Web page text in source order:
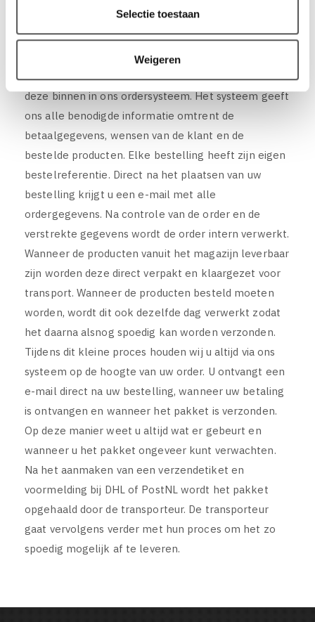
Selectie toestaan
Weigeren
Bestellingen en Verwerking
Nadat u een bestelling heeft geplaatst krijgen wij
deze binnen in ons ordersysteem. Het systeem geeft
ons alle benodigde informatie omtrent de
betaalgegevens, wensen van de klant en de
bestelde producten. Elke bestelling heeft zijn eigen
bestelreferentie. Direct na het plaatsen van uw
bestelling krijgt u een e-mail met alle
ordergegevens. Na controle van de order en de
verstrekte gegevens wordt de order intern verwerkt.
Wanneer de producten vanuit het magazijn leverbaar
zijn worden deze direct verpakt en klaargezet voor
transport. Wanneer de producten besteld moeten
worden, wordt dit ook dezelfde dag verwerkt zodat
het daarna alsnog spoedig kan worden verzonden.
Tijdens dit kleine proces houden wij u altijd via ons
systeem op de hoogte van uw order. U ontvangt een
e-mail direct na uw bestelling, wanneer uw betaling
is ontvangen en wanneer het pakket is verzonden.
Op deze manier weet u altijd wat er gebeurt en
wanneer u het pakket ongeveer kunt verwachten.
Na het aanmaken van een verzendetiket en
voormelding bij DHL of PostNL wordt het pakket
opgehaald door de transporteur. De transporteur
gaat vervolgens verder met hun proces om het zo
spoedig mogelijk af te leveren.